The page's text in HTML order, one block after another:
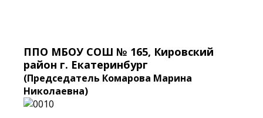
ППО МБОУ СОШ № 165, Кировский
район г. Екатеринбург
(Председатель Комарова Марина
Николаевна)